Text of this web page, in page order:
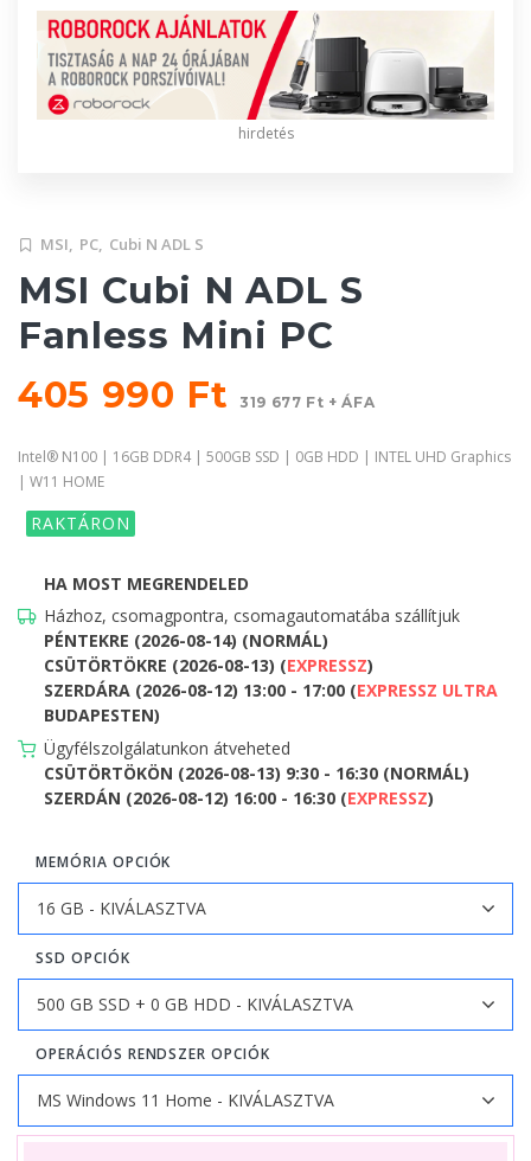
hirdetés
MSI, PC, Cubi N ADL S
MSI Cubi N ADL S
Fanless Mini PC
405 990 Ft
319 677 Ft + ÁFA
Intel® N100 | 16GB DDR4 | 500GB SSD | 0GB HDD | INTEL UHD Graphics
| W11 HOME
RAKTÁRON
HA MOST MEGRENDELED
Házhoz, csomagpontra, csomagautomatába szállítjuk
PÉNTEKRE (2026-08-14) (NORMÁL)
CSÜTÖRTÖKRE (2026-08-13) (EXPRESSZ)
SZERDÁRA (2026-08-12) 13:00 - 17:00 (EXPRESSZ ULTRA
BUDAPESTEN)
Ügyfélszolgálatunkon átveheted
CSÜTÖRTÖKÖN (2026-08-13) 9:30 - 16:30 (NORMÁL)
SZERDÁN (2026-08-12) 16:00 - 16:30 (EXPRESSZ)
MEMÓRIA OPCIÓK
SSD OPCIÓK
OPERÁCIÓS RENDSZER OPCIÓK